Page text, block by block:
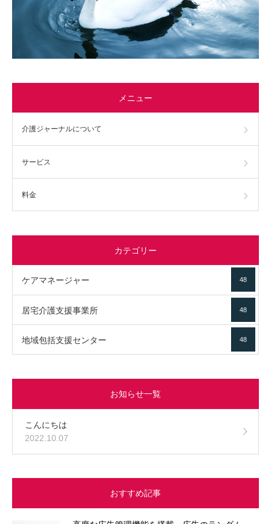
メニュー
介護ジャーナルについて
サービス
料金
カテゴリー
ケアマネージャー 48
居宅介護支援事業所 48
地域包括支援センター 48
お知らせ一覧
こんにちは
2022.10.07
おすすめ記事